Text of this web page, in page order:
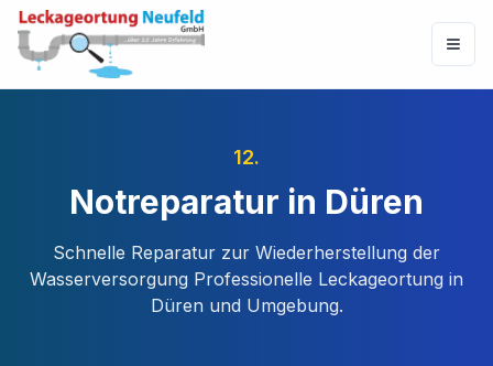
12.
Notreparatur in Düren
Schnelle Reparatur zur Wiederherstellung der
Wasserversorgung Professionelle Leckageortung in
Dürenund Umgebung.